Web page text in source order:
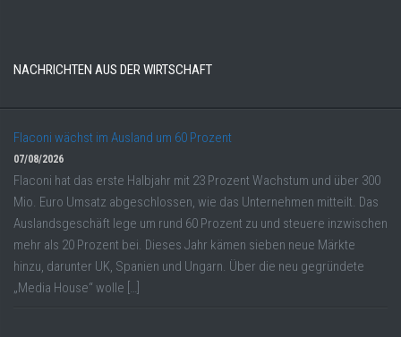
NACHRICHTEN AUS DER WIRTSCHAFT
Flaconi wächst im Ausland um 60 Prozent
07/08/2026
Flaconi hat das erste Halbjahr mit 23 Prozent Wachstum und über 300
Mio. Euro Umsatz abgeschlossen, wie das Unternehmen mitteilt. Das
Auslandsgeschäft lege um rund 60 Prozent zu und steuere inzwischen
mehr als 20 Prozent bei. Dieses Jahr kämen sieben neue Märkte
hinzu, darunter UK, Spanien und Ungarn. Über die neu gegründete
„Media House“ wolle […]